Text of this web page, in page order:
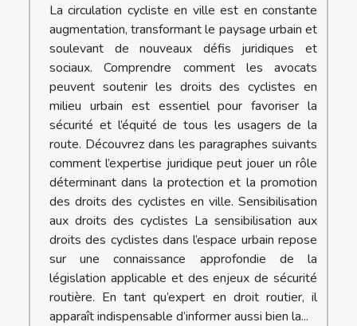
La circulation cycliste en ville est en constante
augmentation, transformant le paysage urbain et
soulevant de nouveaux défis juridiques et
sociaux. Comprendre comment les avocats
peuvent soutenir les droits des cyclistes en
milieu urbain est essentiel pour favoriser la
sécurité et l’équité de tous les usagers de la
route. Découvrez dans les paragraphes suivants
comment l’expertise juridique peut jouer un rôle
déterminant dans la protection et la promotion
des droits des cyclistes en ville. Sensibilisation
aux droits des cyclistes La sensibilisation aux
droits des cyclistes dans l’espace urbain repose
sur une connaissance approfondie de la
législation applicable et des enjeux de sécurité
routière. En tant qu’expert en droit routier, il
apparaît indispensable d’informer aussi bien la...